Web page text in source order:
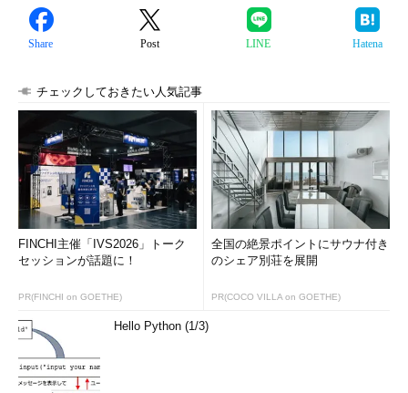
Share Post LINE Hatena
チェックしておきたい人気記事
FINCHI主催「IVS2026」トーク
セッションが話題に！
PR(FINCHI on GOETHE)
全国の絶景ポイントにサウナ付き
のシェア別荘を展開
PR(COCO VILLA on GOETHE)
Hello Python (1/3)